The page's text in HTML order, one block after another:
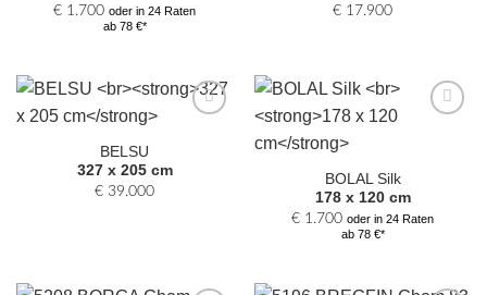
€ 1.700 oder in 24 Raten
ab 78 €*
€ 17.900
BELSU
327 x 205 cm
€ 39.000
BOLAL Silk
178 x 120 cm
€ 1.700 oder in 24 Raten
ab 78 €*